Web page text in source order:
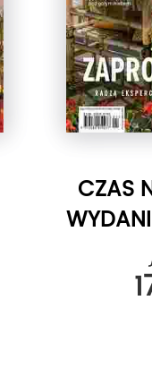
CZAS